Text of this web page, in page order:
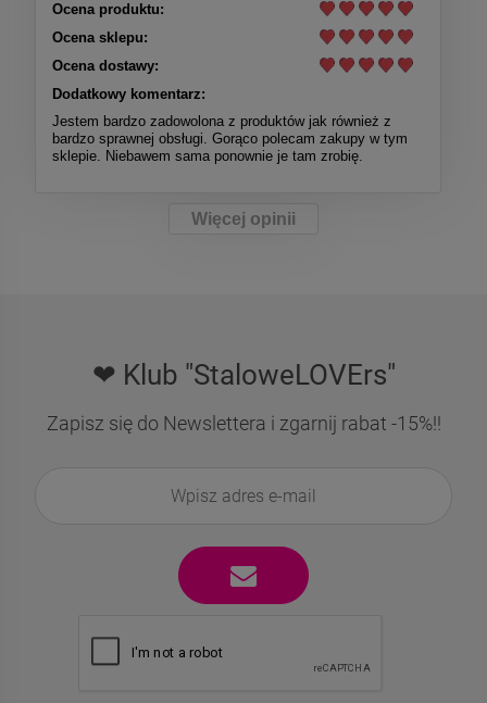
Ocena produktu:
Ocena sklepu:
Ocena dostawy:
Dodatkowy komentarz:
Jestem bardzo zadowolona z produktów jak również z
bardzo sprawnej obsługi. Gorąco polecam zakupy w tym
sklepie. Niebawem sama ponownie je tam zrobię.
Więcej opinii
❤ Klub "StaloweLOVErs"
Zapisz się do Newslettera i zgarnij rabat -15%!!